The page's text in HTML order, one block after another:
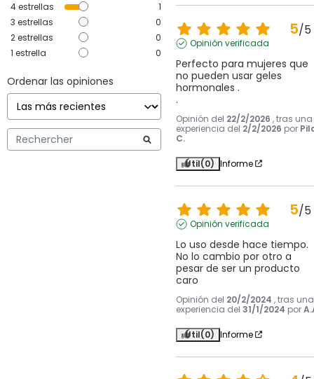
4estrellas
1
3 estrellas
0
2estrellas
0
1 estrella 0
Ordenar las opiniones
5/5
Opinión verificada
Perfecto para mujeres que
no pueden usar geles
hormonales .
.
Opinión del 22/2/2026 , tras una
experiencia del 2/2/2026 por
C.
Útil(0) Informe
5/5
Opinión verificada
Lo uso desde hace tiempo.
No lo cambio por otro a
pesar de ser un producto
caro
Opinión del 20/2/2024 , tras una
experiencia del 31/1/2024 por
Útil(0) Informe